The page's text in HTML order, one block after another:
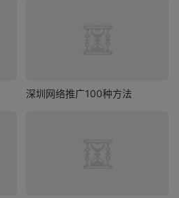
深圳网络推广100种方法